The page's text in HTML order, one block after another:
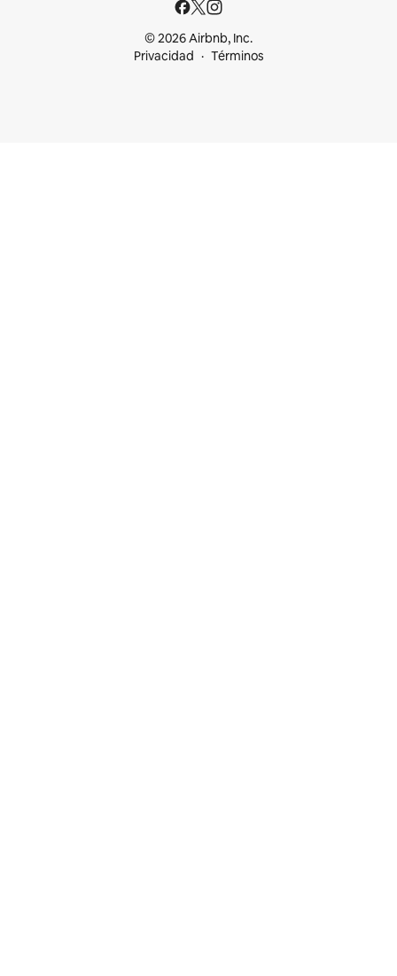
© 2026 Airbnb, Inc.
Privacidad
Términos